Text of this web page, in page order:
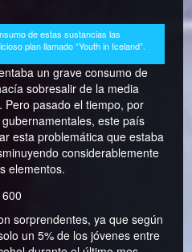
de estas sustancias las
plan llamado “Youth in Iceland”.
un grave consumo de
sobresalir de la media
pasado el tiempo, por
este país
esta problemática que estaba
considerablemente
elementos.
sorprendentes, ya que según
un 5% de los jóvenes entre